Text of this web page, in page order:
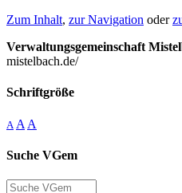
Zum Inhalt, zur Navigation oder
Verwaltungsgemeinschaft
mistelbach.de/
Schriftgröße
A A A
Suche VGem